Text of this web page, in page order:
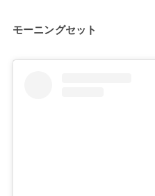
モーニングセット